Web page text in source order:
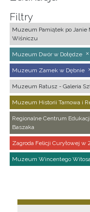
Filtry
Muzeum Pamiątek po Janie
Wiśniczu
Muzeum Dwór w Dołędze
Muzeum Zamek w Dębnie
Muzeum Ratusz - Galeria
Muzeum Historii Tarnowa i
Regionalne Centrum
Baszaka
Zagroda Felicji Curyłowej w
Muzeum Wincentego